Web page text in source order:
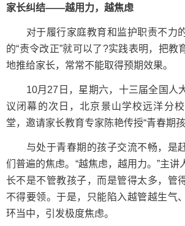
家长纠结——越用力，越焦虑
对于履行家庭教育和监护职责不力
的“责令改正”就可以了?实践表明，把教
地推给家长，常常不能取得预期效果。
10月27日，星期六，十三届全国人
议闭幕的次日，北京景山学校远洋分
堂，邀请家长教育专家陈艳传授“青春期孩
与处于青春期的孩子交流不畅，是
们普遍的焦虑。“越焦虑，越用力。”主讲
长不是不管教孩子，而是管得太多，管
不得要领。于是，只能陷入越管越生气
环当中，引发极度焦虑。